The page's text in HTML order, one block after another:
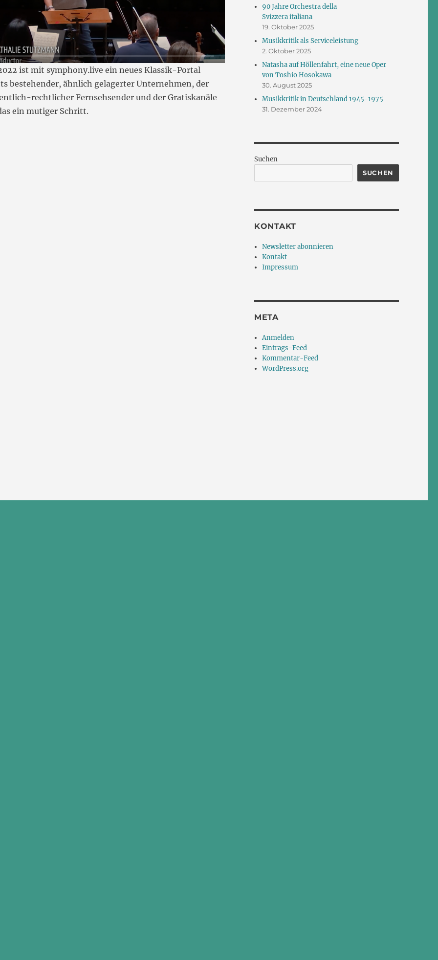
ist mit symphony.live ein neues Klassik-Portal
bestehender, ähnlich gelagerter Unternehmen, der
rechtlicher Fernsehsender und der Gratiskanäle
ein mutiger Schritt.
neues Klassikportal“
90 Jahre Orchestra della
Svizzera italiana
19. Oktober 2025
Musikkritik als Serviceleistung
2. Oktober 2025
Natasha auf Höllenfahrt, eine neue Oper
von Toshio Hosokawa
30. August 2025
Musikkritik in Deutschland 1945-1975
31. Dezember 2024
Suchen
SUCHEN
KONTAKT
Newsletter abonnieren
Kontakt
Impressum
META
Anmelden
Eintrags-Feed
Kommentar-Feed
WordPress.org